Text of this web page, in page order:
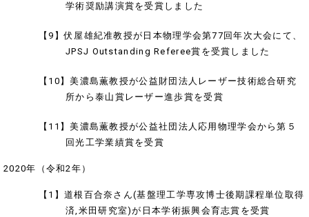
学術奨励講演賞を受賞しました
【9】伏屋雄紀准教授が日本物理学会第77回年次大会にて、
JPSJ Outstanding Referee賞を受賞しました
【10】美濃島薫教授が公益財団法人レーザー技術総合研究
所から泰山賞レーザー進歩賞を受賞
【11】美濃島薫教授が公益社団法人応用物理学会から第５
回光工学業績賞を受賞
2020年（令和2年）
【1】道根百合奈さん(基盤理工学専攻博士後期課程単位取得
済,米田研究室)が日本学術振興会育志賞を受賞